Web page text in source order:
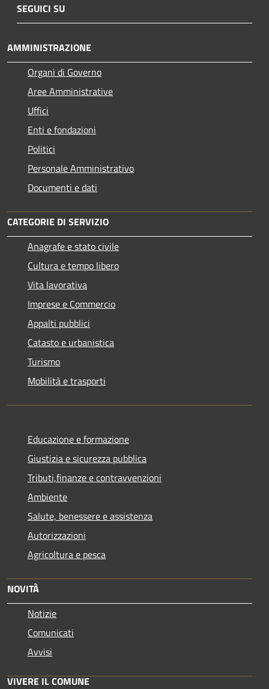
SEGUICI SU
AMMINISTRAZIONE
Organi di Governo
Aree Amministrative
Uffici
Enti e fondazioni
Politici
Personale Amministrativo
Documenti e dati
CATEGORIE DI SERVIZIO
Anagrafe e stato civile
Cultura e tempo libero
Vita lavorativa
Imprese e Commercio
Appalti pubblici
Catasto e urbanistica
Turismo
Mobilità e trasporti
Educazione e formazione
Giustizia e sicurezza pubblica
Tributi,finanze e contravvenzioni
Ambiente
Salute, benessere e assistenza
Autorizzazioni
Agricoltura e pesca
NOVITÀ
Notizie
Comunicati
Avvisi
VIVERE IL COMUNE